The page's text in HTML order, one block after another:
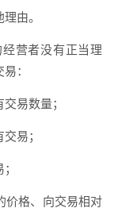
由。
营者没有正当理
：
易数量；
易；
格、向交易相对